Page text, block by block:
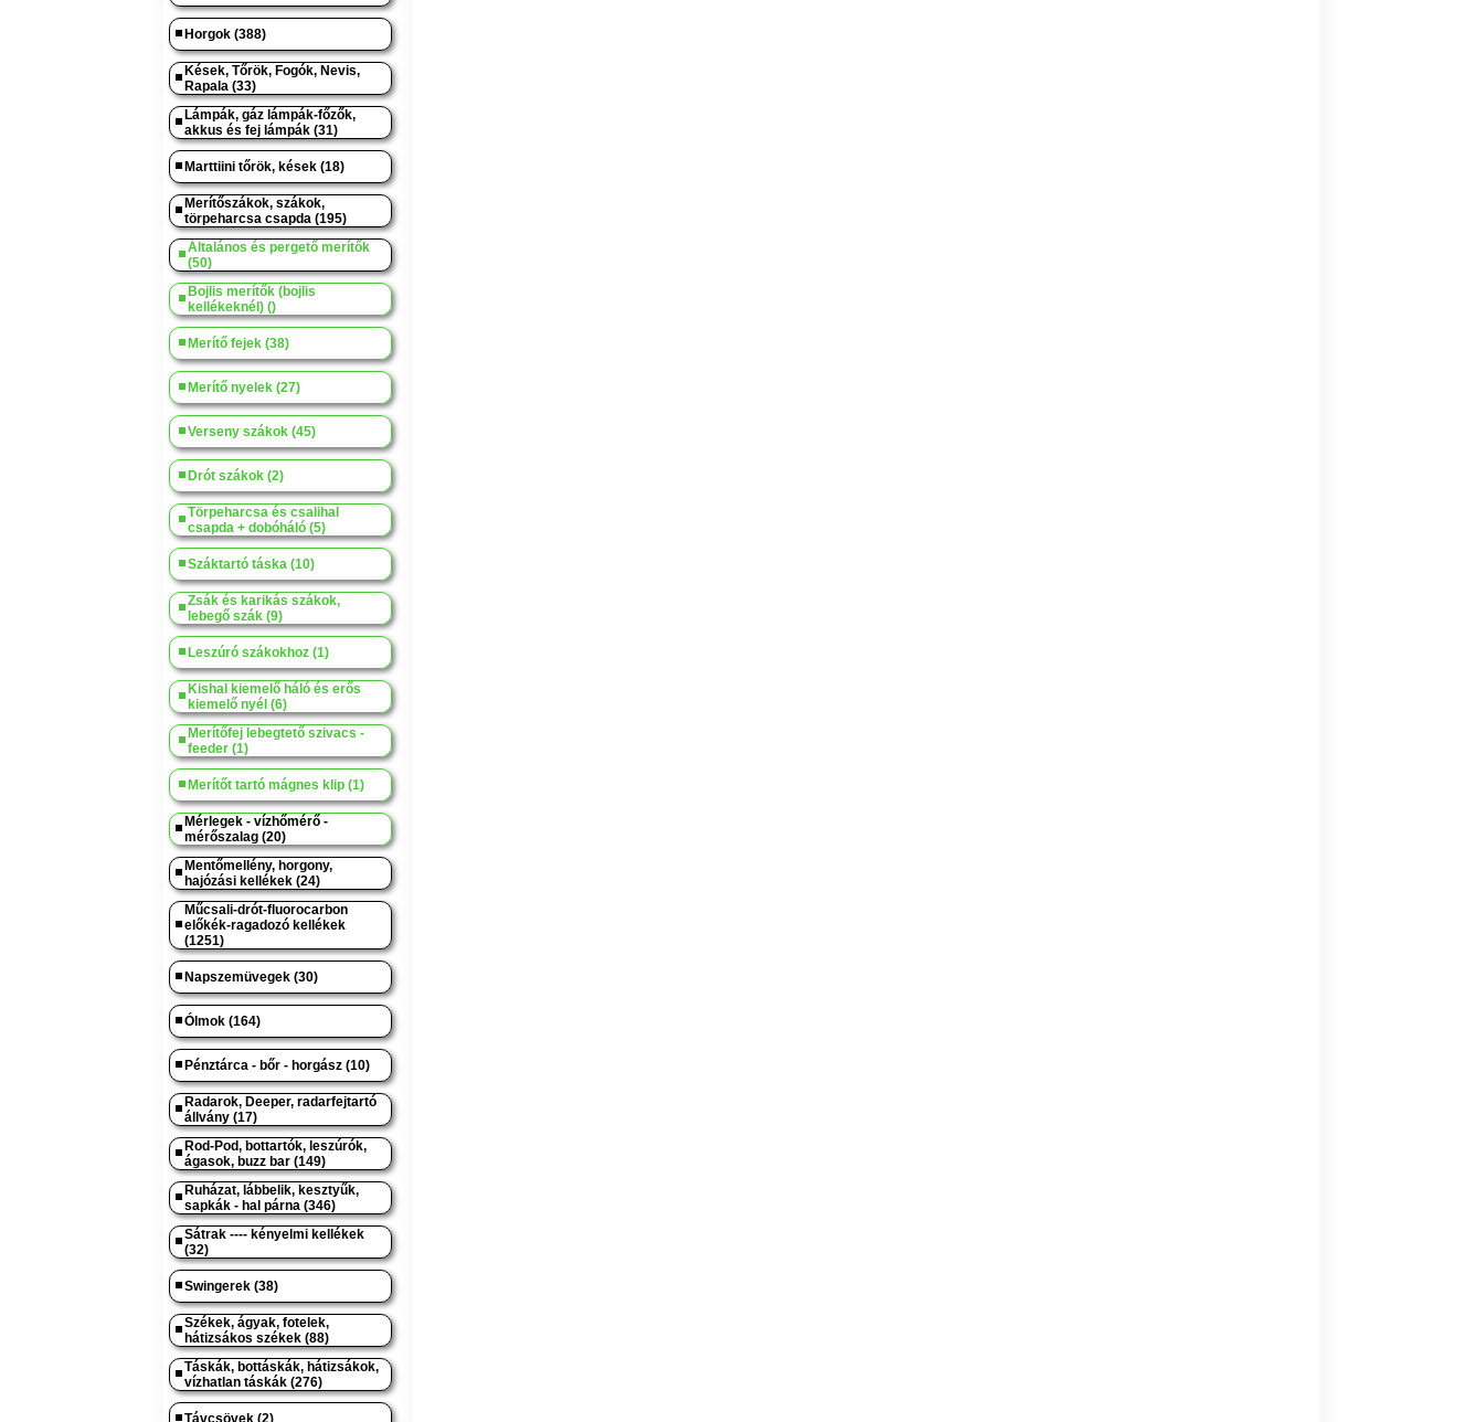
Horgok (388)
Kések, Tőrök, Fogók, Nevis,
Rapala (33)
Lámpák, gáz lámpák-főzők,
akkus és fej lámpák (31)
Marttiini tőrök, kések (18)
Merítőszákok, szákok,
törpeharcsa csapda (195)
Általános és pergető merítők
(50)
Bojlis merítők (bojlis
kellékeknél) ()
Merítő fejek (38)
Merítő nyelek (27)
Verseny szákok (45)
Drót szákok (2)
Törpeharcsa és csalihal
csapda + dobóháló (5)
Száktartó táska (10)
Zsák és karikás szákok,
lebegő szák (9)
Leszúró szákokhoz (1)
Kishal kiemelő háló és erős
kiemelő nyél (6)
Merítőfej lebegtető szivacs -
feeder (1)
Merítőt tartó mágnes klip (1)
Mérlegek - vízhőmérő -
mérőszalag (20)
Mentőmellény, horgony,
hajózási kellékek (24)
Műcsali-drót-fluorocarbon
előkék-ragadozó kellékek
(1251)
Napszemüvegek (30)
Ólmok (164)
Pénztárca - bőr - horgász (10)
Radarok, Deeper, radarfejtartó
állvány (17)
Rod-Pod, bottartók, leszúrók,
ágasok, buzz bar (149)
Ruházat, lábbelik, kesztyűk,
sapkák - hal párna (346)
Sátrak ---- kényelmi kellékek
(32)
Swingerek (38)
Székek, ágyak, fotelek,
hátizsákos székek (88)
Táskák, bottáskák, hátizsákok,
vízhatlan táskák (276)
Távcsövek (2)